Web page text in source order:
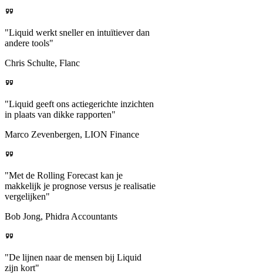
"Liquid werkt sneller en intuïtiever dan
andere tools"
Chris Schulte, Flanc
"Liquid geeft ons actiegerichte inzichten
in plaats van dikke rapporten"
Marco Zevenbergen, LION Finance
"Met de Rolling Forecast kan je
makkelijk je prognose versus je realisatie
vergelijken"
Bob Jong, Phidra Accountants
"De lijnen naar de mensen bij Liquid
zijn kort"